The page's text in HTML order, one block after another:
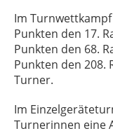
Im
Punkten den 17.
Punkten den 68.
Punkten den 208.
Turner.
Im
Turnerinnen eine